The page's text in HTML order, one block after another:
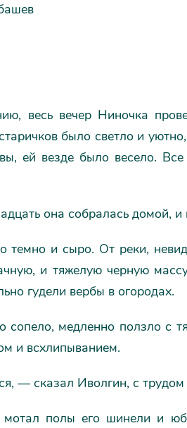
весь вечер Ниночка
было светло и
ей везде было весело.
она собралась домой,
темно и сыро. От реки,
и тяжелую черную
гудели вербы в огородах.
сопело, медленно ползло с
и всхлипыванием.
— сказал Иволгин, с трудом
полы его шинели и